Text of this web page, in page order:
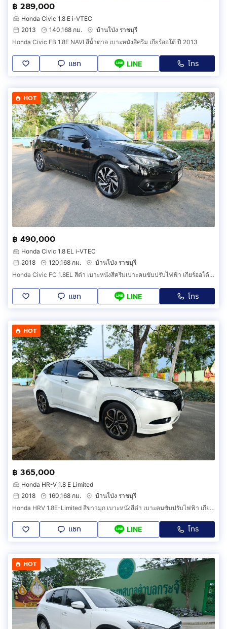
฿ 289,000
Honda Civic 1.8 E i-VTEC
2013
140,168 กม.
บ้านโป่ง ราชบุรี
Honda Civic FB 1.8E NAVI สีน้ำตาล เบาะหนังสีครีม เกียร์ออโต้ ปี 2013
แชท LINE โทร
HOT
฿ 490,000
Honda Civic 1.8 EL i-VTEC
2018
120,168 กม.
บ้านโป่ง ราชบุรี
Honda Civic FC 1.8EL สีดำ เบาะหนังสีครีมเบาะคนขับปรับไฟฟ้า เกียร์ออโต้ ปี 2018
แชท LINE โทร
HOT
฿ 365,000
Honda HR-V 1.8 E Limited
2018
160,168 กม.
บ้านโป่ง ราชบุรี
Honda HRV 1.8E-Limited สีขาวมุก เบาะหนังสีดำ เบาะคนขับปรับไฟฟ้า เกียร์ออโต้ ปี 2018
แชท LINE โทร
HOT